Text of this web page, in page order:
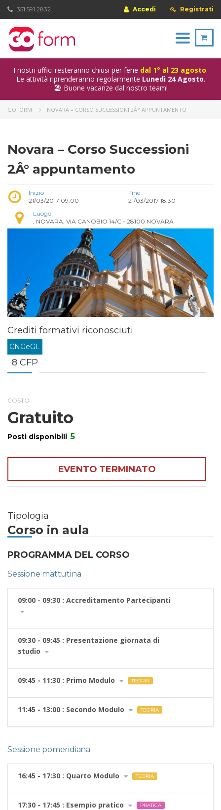
Accedi | Registrati
351 591 2832
Toggle
navigation
I nostri uffici resteranno chiusi per ferie dal 1° al 23 agosto.
Le attività riprenderanno regolarmente Lunedì 24 Agosto.
🏖️ Buone vacanze dal nostro team!
GOFORM NOVARA – CORSO SUCCESSIONI 2Â° APPUNTAMENTO
Novara – Corso Successioni
2Â° appuntamento
Inizio
21/03/2017 09:00
Fine
21/03/2017 18:30
Luogo
, NOVARA, VIA CANOBIO 14/C - 28100 NOVARA
Crediti formativi riconosciuti
CNGeGL
8 CFP
COSTO
Gratuito
Posti disponibili 5
EVENTO TERMINATO
Tipologia
Corso in aula
PROGRAMMA DEL CORSO
Sessione mattutina
09:00 - 09:30 : Accreditamento Partecipanti
09:30 - 09:45 : Presentazione giornata di
studio
09:45 - 11:30 : Primo Modulo TEORIA
11:45 - 13:00 : Secondo Modulo TEORIA
Sessione pomeridiana
16:45 - 17:30 : Quarto Modulo TEORIA
17:30 - 17:45 : Esempio pratico PRATICA